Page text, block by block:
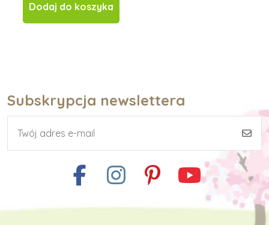
Dodaj do koszyka
Subskrypcja newslettera